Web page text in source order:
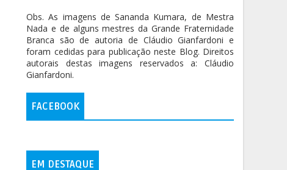
Obs. As imagens de Sananda Kumara, de Mestra
Nada e de alguns mestres da Grande Fraternidade
Branca são de autoria de Cláudio Gianfardoni e
foram cedidas para publicação neste Blog. Direitos
autorais destas imagens reservados a: Cláudio
Gianfardoni.
FACEBOOK
EM DESTAQUE